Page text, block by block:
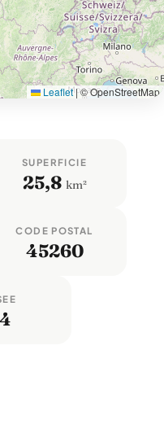
Leaflet |© OpenStreetMap
SUPERFICIE
25,8 km²
CODE POSTAL
45260